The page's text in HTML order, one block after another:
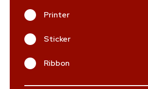
Printer
Sticker
Ribbon